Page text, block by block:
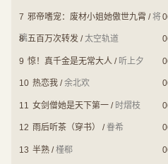
7 邪帝嗜宠：废材小姐她傲世九霄 /将
璃
8 五百万次转发 /太空轨道
9 惊！真千金是无常大人 / 听上夕
10 热恋我 /余北欢
11 女剑僧她是天下第一 / 时熠枝
12 雨后听茶（穿书） / 眷希
13 半熟 /槿郗